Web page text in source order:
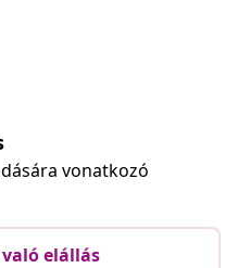
vonatkozó
elállás